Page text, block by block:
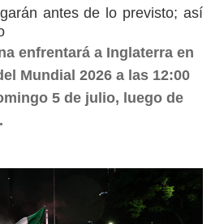
antes de lo previsto; así
enfrentará a Inglaterra en
Mundial 2026 a las 12:00
5 de julio, luego de